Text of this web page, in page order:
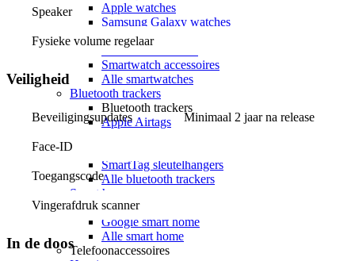
Apple watches
Samsung Galaxy watches
Garmin smartwatches
Polar smartwatches
Smartwatch accessoires
Alle smartwatches
Bluetooth trackers
Bluetooth trackers
Apple Airtags
SmartTag sleutelhangers
Alle bluetooth trackers
Smart home
Smart home
Google smart home
Alle smart home
Telefoonaccessoires
Speaker
Fysieke volume regelaar
Veiligheid
Beveiligingsupdates Minimaal 2 jaar na release
Face-ID
Toegangscode
Vingerafdruk scanner
In de doos